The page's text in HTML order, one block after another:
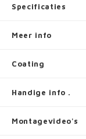
Specificaties
Meer info
Coating
Handige info .
Montagevideo's